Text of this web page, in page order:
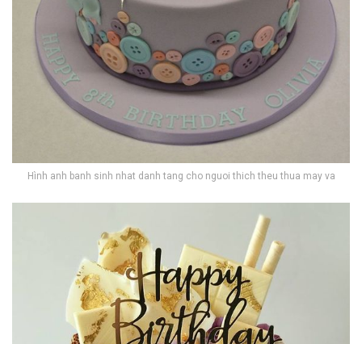
Hình anh banh sinh nhat danh tang cho nguoi thich theu thua may va